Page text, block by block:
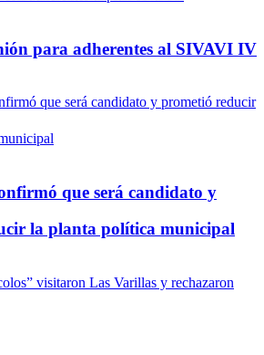
para adherentes al SIVAVI IV
que será candidato y
la planta política municipal